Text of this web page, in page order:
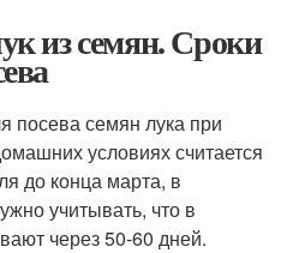
из семян. Сроки
семян лука при
условиях считается
до конца марта, в
учитывать, что в
через 50-60 дней.